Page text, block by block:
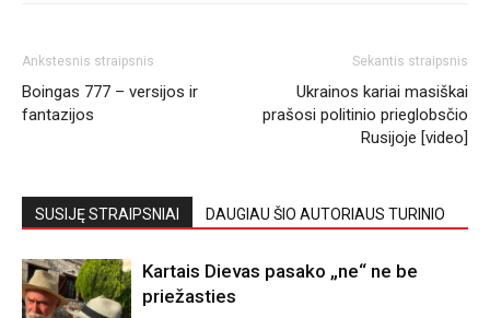
Ankstesnis straipsnis
Boingas 777 – versijos ir
fantazijos
Sekantis straipsnis
Ukrainos kariai masiškai
prašosi politinio prieglobsčio
Rusijoje [video]
SUSIJĘ STRAIPSNIAI DAUGIAU ŠIO AUTORIAUS TURINIO
Kartais Dievas pasako „ne“ ne be
priežasties